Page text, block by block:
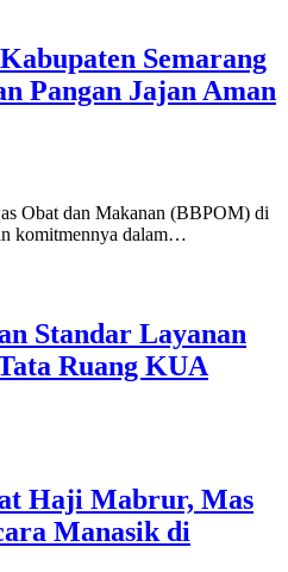
Semarang
Pangan Jajan Aman
Obat dan Makanan (BBPOM) di
komitmennya dalam…
Standar Layanan
Ruang KUA
Haji Mabrur, Mas
Manasik di